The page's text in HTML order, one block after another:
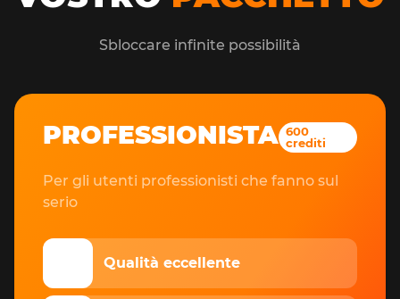
Sbloccare infinite possibilità
PROFESSIONISTA 600
crediti
Per gli utenti professionisti che fanno sul
serio
Qualità eccellente